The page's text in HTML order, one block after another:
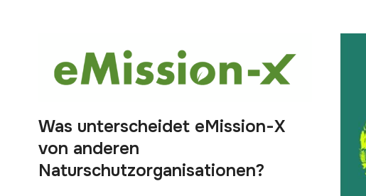
Was unterscheidet eMission-X
von anderen
Naturschutzorganisationen?